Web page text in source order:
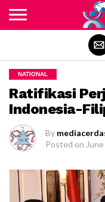
NATIONAL
Ratifikasi
Indonesia-
By
Posted on